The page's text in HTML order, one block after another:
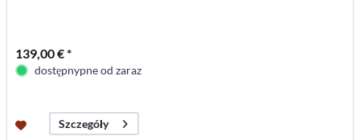
139,00 € *
dostępnypne od zaraz
Szczegóły